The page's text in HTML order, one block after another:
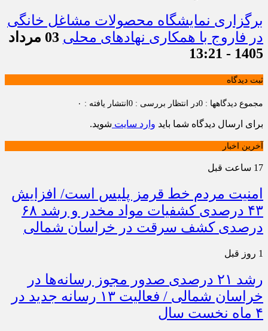
برگزاری نمایشگاه محصولات مشاغل خانگی
در فاروج با همکاری نهادهای محلی
03 مرداد
1405 - 13:21
ثبت دیدگاه
مجموع دیدگاهها : 0 در انتظار بررسی : 0 انتشار یافته : ۰
برای ارسال دیدگاه شما باید وارد سایت شوید.
آخرین اخبار
17 ساعت قبل
امنیت مردم خط قرمز پلیس است/ افزایش
۴۳ درصدی کشفیات مواد مخدر و رشد ۶۸
درصدی کشف سرقت در خراسان شمالی
1 روز قبل
رشد ۲۱ درصدی صدور مجوز رسانه‌ها در
خراسان شمالی / فعالیت ۱۳ رسانه جدید در
۴ ماه نخست سال